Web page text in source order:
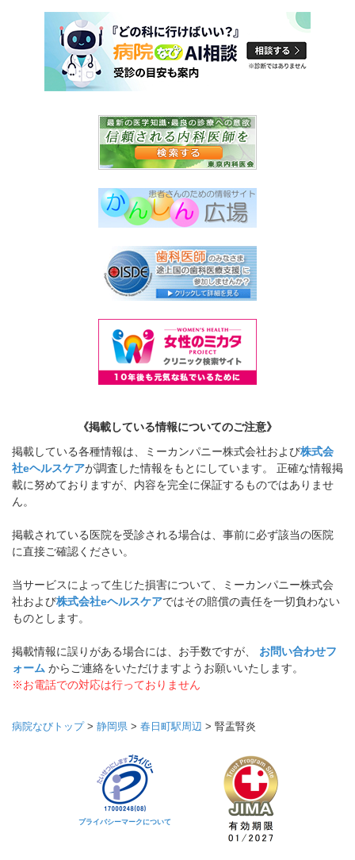
《掲載している情報についてのご注意》
掲載している各種情報は、ミーカンパニー株式会社および株式会
社eヘルスケアが調査した情報をもとにしています。 正確な情報掲
載に努めておりますが、内容を完全に保証するものではありませ
ん。
掲載されている医院を受診される場合は、事前に必ず該当の医院
に直接ご確認ください。
当サービスによって生じた損害について、ミーカンパニー株式会
社および株式会社eヘルスケアではその賠償の責任を一切負わない
ものとします。
掲載情報に誤りがある場合には、お手数ですが、 お問い合わせフ
ォーム からご連絡をいただけますようお願いいたします。
※お電話での対応は行っておりません
病院なびトップ> 静岡県 > 春日町駅周辺 > 腎盂腎炎
プライバシーマークについて